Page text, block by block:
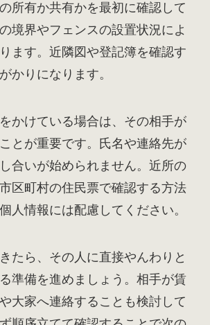
所有か共有かを最初に確認して
境界やフェンスの設置状況によ
ます。近隣図や登記簿を確認す
かりになります。
かけている場合は、その相手が
とが重要です。氏名や連絡先が
合いが始められません。近所の
区町村の住民票で確認する方法
人情報には配慮してください。
たら、その人に直接やんわりと
準備を進めましょう。相手が賃
大家へ連絡することも検討して